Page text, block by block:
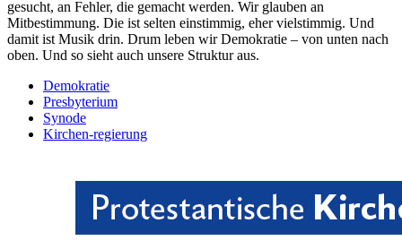
gesucht, an Fehler, die gemacht werden. Wir glauben an
Mitbestimmung. Die ist selten einstimmig, eher vielstimmig. Und
damit ist Musik drin. Drum leben wir Demokratie – von unten nach
oben. Und so sieht auch unsere Struktur aus.
Demokratie
Presbyterium
Synode
Kirchen-regierung